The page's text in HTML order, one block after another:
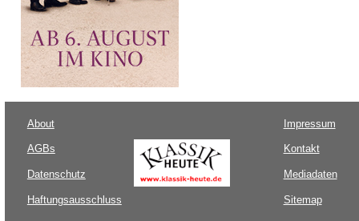
About
AGBs
Datenschutz
Haftungsausschluss
Impressum
Kontakt
Mediadaten
Sitemap